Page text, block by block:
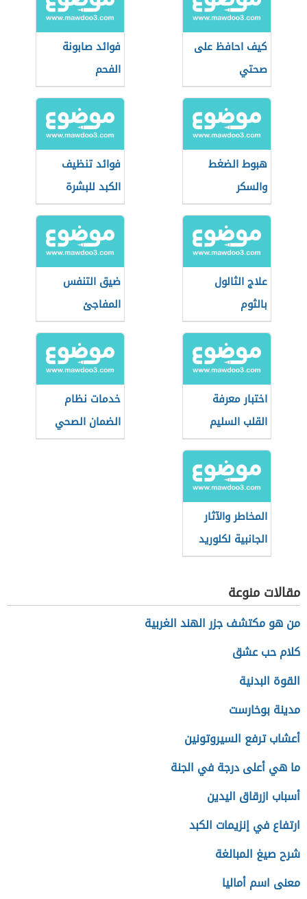
كيف احافظ على
صحتي
فوائد صابونة
الفحم
هبوط الضغط
والسكر
فوائد تنظيف
الكبد للبشرة
علاج الثالول
بالثوم
ضيق التنفس
المفاجئ
اختبار معرفة
القلب السليم
خدمات نظام
الضمان الصحي
التعاوني
المخاطر والآثار
الجانبية لكلوريد
الصوديوم
مقالات منوعة
من هو مكتشف جزر الهند الغربية
كلام حب عشق
القوة البدنية
مدينة بوخارست
أعشاب ترفع السيروتونين
ما هي أعلى درجة في الجنة
أسباب ازرقاق اليدين
ارتفاع في إنزيمات الكبد
شرح صيغ المبالغة
معنى اسم أماليا